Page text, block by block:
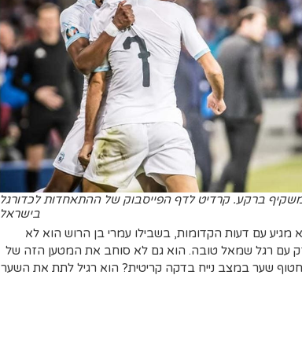
ברקע. קרדיט לדף הפייסבוק של ההתאחדות לכדורגל
בישראל
מגיע עם דעות הקדומות, בשבילו עמרי בן הרוש הוא לא
עם רגל שמאל טובה. הוא גם לא סוחב את המטען הזה של
לחטוף שער במצב נייח בדקה קריטית? הוא רגיל לתת את השער